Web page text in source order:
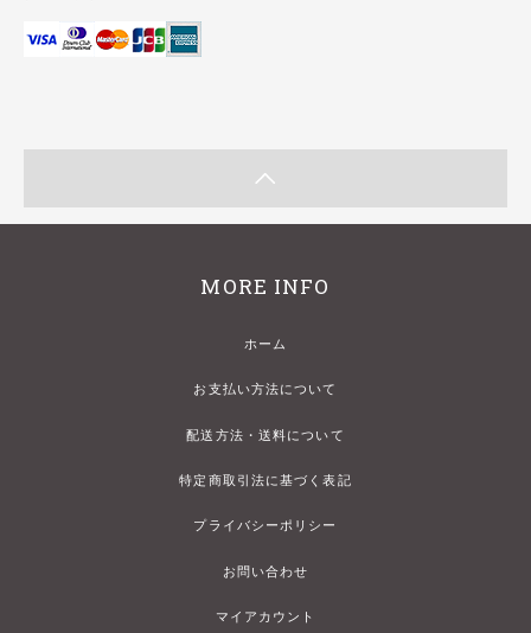
MORE INFO
ホーム
お支払い方法について
配送方法・送料について
特定商取引法に基づく表記
プライバシーポリシー
お問い合わせ
マイアカウント